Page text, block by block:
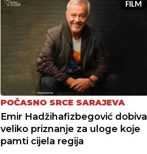
FILM
POČASNO SRCE SARAJEVA
Emir Hadžihafizbegović dobiva
veliko priznanje za uloge koje
pamti cijela regija